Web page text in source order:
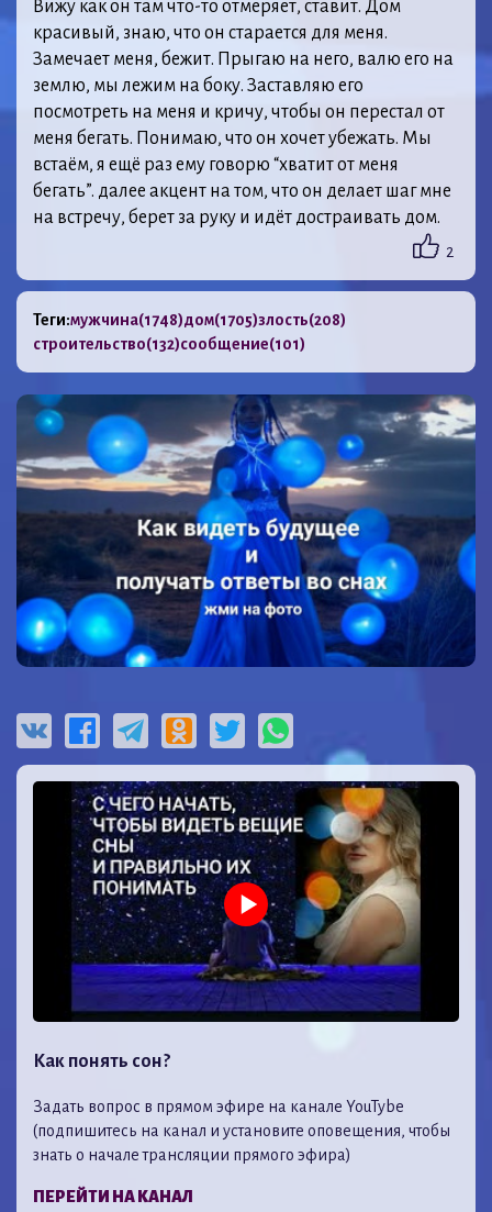
Вижу как он там что-то отмеряет, ставит. Дом
красивый, знаю, что он старается для меня.
Замечает меня, бежит. Прыгаю на него, валю его на
землю, мы лежим на боку. Заставляю его
посмотреть на меня и кричу, чтобы он перестал от
меня бегать. Понимаю, что он хочет убежать. Мы
встаём, я ещё раз ему говорю “хватит от меня
бегать”. далее акцент на том, что он делает шаг мне
на встречу, берет за руку и идёт достраивать дом.
2
Теги:мужчина(1748)дом(1705)злость(208)
строительство(132)сообщение(101)
Как понять сон?
Задать вопрос в прямом эфире на канале YouTybe
(подпишитесь на канал и установите оповещения, чтобы
знать о начале трансляции прямого эфира)
ПЕРЕЙТИ НА КАНАЛ